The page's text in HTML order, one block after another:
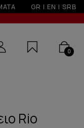
GR | EN | SRB
0
Rio